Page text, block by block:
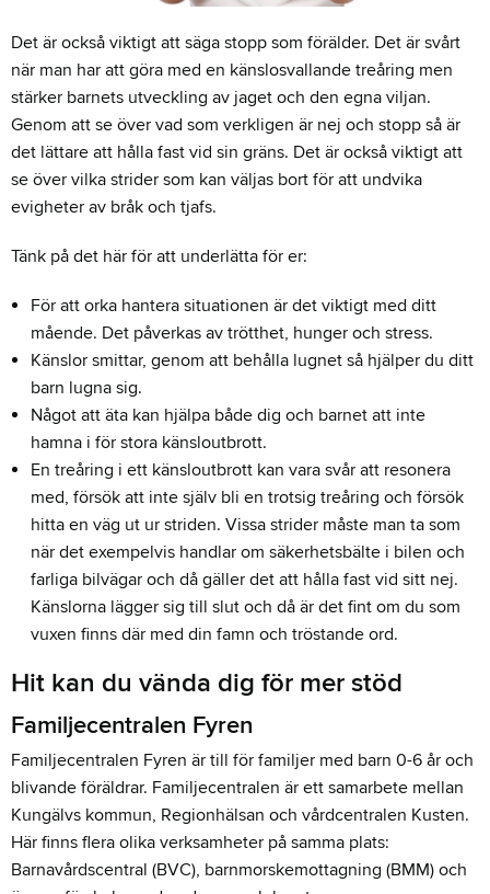
Det är också viktigt att säga stopp som förälder. Det är svårt
när man har att göra med en känslosvallande treåring men
stärker barnets utveckling av jaget och den egna viljan.
Genom att se över vad som verkligen är nej och stopp så är
det lättare att hålla fast vid sin gräns. Det är också viktigt att
se över vilka strider som kan väljas bort för att undvika
evigheter av bråk och tjafs.
Tänk på det här för att underlätta för er:
För att orka hantera situationen är det viktigt med ditt
mående. Det påverkas av trötthet, hunger och stress.
Känslor smittar, genom att behålla lugnet så hjälper du ditt
barn lugna sig.
Något att äta kan hjälpa både dig och barnet att inte
hamna i för stora känsloutbrott.
En treåring i ett känsloutbrott kan vara svår att resonera
med, försök att inte själv bli en trotsig treåring och försök
hitta en väg ut ur striden. Vissa strider måste man ta som
när det exempelvis handlar om säkerhetsbälte i bilen och
farliga bilvägar och då gäller det att hålla fast vid sitt nej.
Känslorna lägger sig till slut och då är det fint om du som
vuxen finns där med din famn och tröstande ord.
Hit kan du vända dig för mer stöd
Familjecentralen Fyren
Familjecentralen Fyren är till för familjer med barn 0-6 år och
blivande föräldrar. Familjecentralen är ett samarbete mellan
Kungälvs kommun, Regionhälsan och vårdcentralen Kusten.
Här finns flera olika verksamheter på samma plats:
Barnavårdscentral (BVC), barnmorskemottagning (BMM) och